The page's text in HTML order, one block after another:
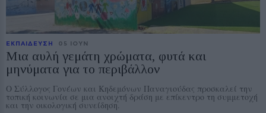
ΕΚΠΑΙΔΕΥΣΗ 05 ΙΟΥΝ
Μια αυλή γεμάτη χρώματα, φυτά και
μηνύματα για το περιβάλλον
Ο Σύλλογος Γονέων και Κηδεμόνων Παναγιούδας προσκαλεί την
τοπική κοινωνία σε μια ανοιχτή δράση με επίκεντρο τη συμμετοχή
και την οικολογική συνείδηση.